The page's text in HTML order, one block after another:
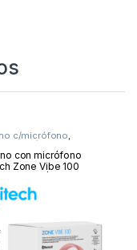
c/micrófono
Inalámbrico
y Accesorios
con micrófono
Zone Vibe 100